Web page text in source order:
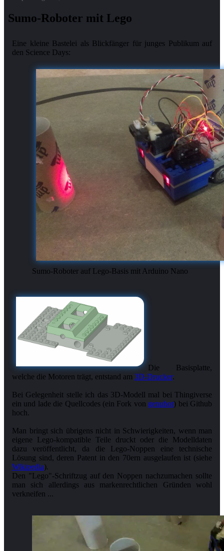
Sumo-Roboter mit Lego
Eine kleine Bastelei als Blickfänger für junges Publikum auf
Sumo-Roboter auf Lego-Basis mit Arduino Nano
Die Basisplatte,
welche die Motoren trägt, entstand am 3D-Drucker.
Bei Gelegenheit stelle ich das 3D-Modell mal bei Thingiverse
ein und lade die Quellcodes (ein Fork von genubot) bei Github
hoch.
Man bringt sich übrigens nicht in Schwierigkeiten, wenn man
eigene Lego-kompatible Teile druckt oder die Modelldaten
dazu veröffentlicht, da die Lego-Noppen eine technische
Lösung sind, deren Patent in den 70ern ausgelaufen ist (siehe
Wikipedia).
Den "Lego"-Schriftzug auf den Noppen nachzumachen sollte
man sich allerdings aus markenrechtlichen Gründen wohl
verkneifen ...